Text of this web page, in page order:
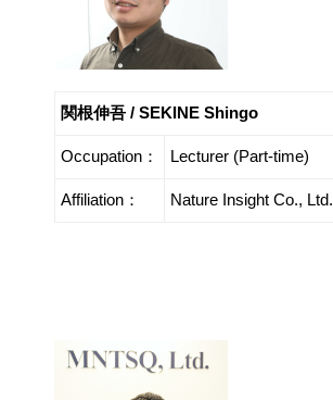
関根伸吾 / SEKINE Shingo
Occupation： Lecturer (Part-time)
Affiliation： Nature Insight Co., Ltd.